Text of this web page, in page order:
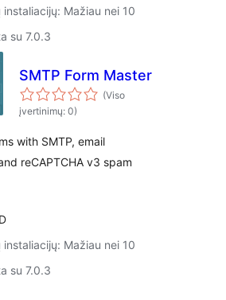
instaliacijų: Mažiau nei 10
su 7.0.3
SMTP Form Master
(Viso
įvertinimų: 0)
with SMTP, email
reCAPTCHA v3 spam
instaliacijų: Mažiau nei 10
su 7.0.3